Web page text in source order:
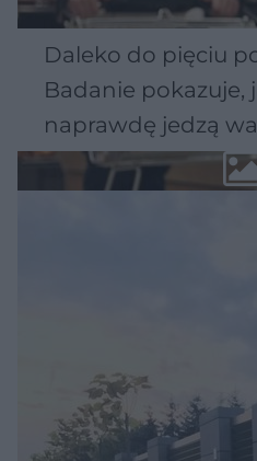
Daleko do pięciu
Badanie pokazuje,
naprawdę jedzą